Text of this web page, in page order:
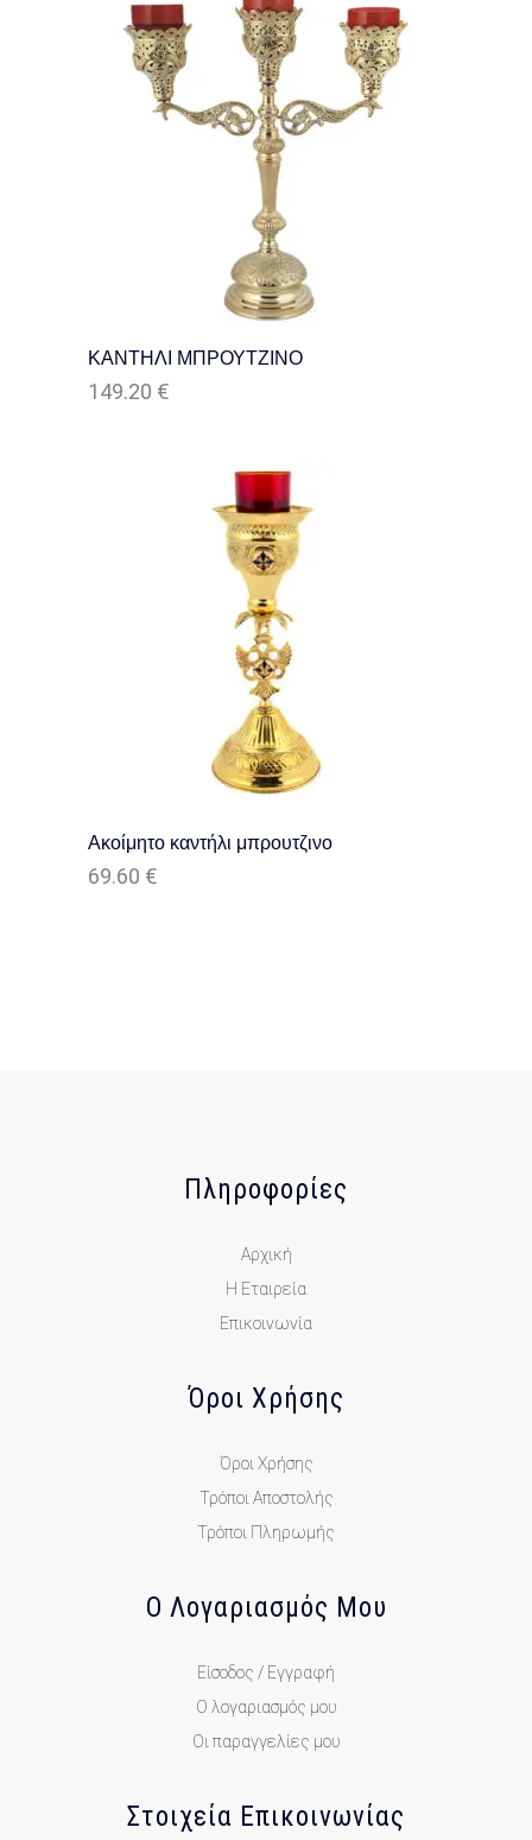
ΚΑΝΤΗΛΙ ΜΠΡΟΥΤΖΙΝΟ
149.20 €
Ακοίμητο καντήλι μπρουτζινο
69.60 €
Πληροφορίες
Αρχική
Η Εταιρεία
Επικοινωνία
Όροι Χρήσης
Όροι Χρήσης
Τρόποι Αποστολής
Τρόποι Πληρωμής
Ο Λογαριασμός Μου
Είσοδος / Εγγραφή
Ο λογαριασμός μου
Οι παραγγελίες μου
Στοιχεία Επικοινωνίας